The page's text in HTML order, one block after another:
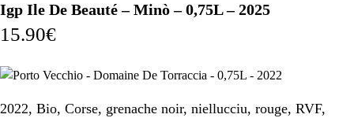
Igp Ile De Beauté – Minò – 0,75L – 2025
15.90€
2022, Bio, Corse, grenache noir, niellucciu, rouge, RVF,